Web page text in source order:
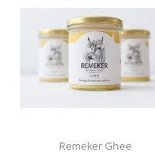
Remeker Ghee